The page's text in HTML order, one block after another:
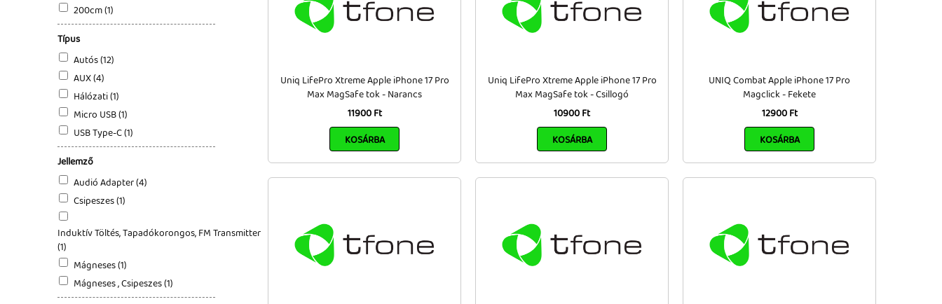
200cm (1)
Típus
Autós (12)
AUX (4)
Hálózati (1)
Micro USB (1)
USB Type-C (1)
Jellemző
Audió Adapter (4)
Csipeszes (1)
Induktív Töltés, Tapadókorongos, FM Transmitter
(1)
Mágneses (1)
Mágneses , Csipeszes (1)
Uniq LifePro Xtreme Apple iPhone 17 Pro
Max MagSafe tok - Narancs
11900 Ft
KOSÁRBA
Uniq LifePro Xtreme Apple iPhone 17 Pro
Max MagSafe tok - Csillogó
10900 Ft
KOSÁRBA
UNIQ Combat Apple iPhone 17 Pro
Magclick - Fekete
12900 Ft
KOSÁRBA